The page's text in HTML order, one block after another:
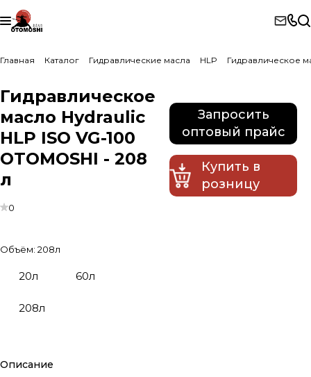
Главная Каталог Гидравлические масла HLP Гидравлическое
Гидравлическое
масло Hydraulic
HLP ISO VG-100
OTOMOSHI - 208
л
0
Объём: 208л
20л 60л
208л
Описание
Запросить
оптовый прайс
Купить в
розницу